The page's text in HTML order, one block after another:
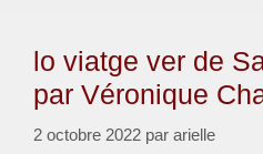
lo viatge ver de
par Véronique
2 octobre 2022 par arielle